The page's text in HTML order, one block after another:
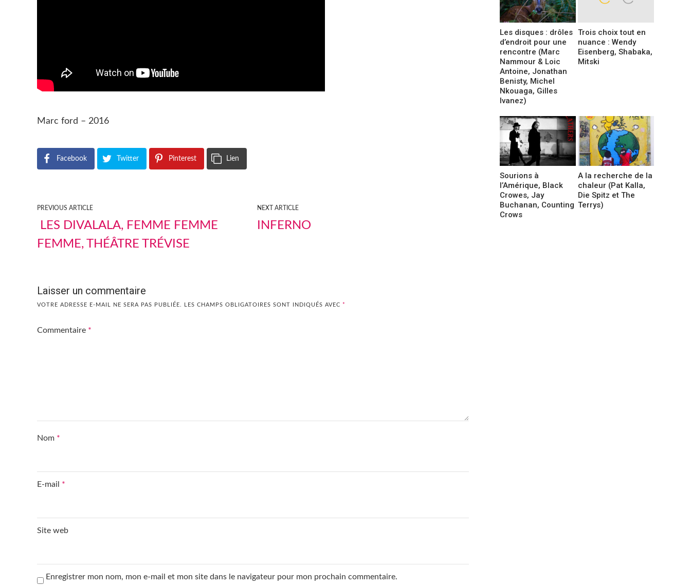
Marc ford – 2016
Facebook Twitter Pinterest Lien
PREVIOUS ARTICLE
LES DIVALALA, FEMME FEMME
FEMME, THÉÂTRE TRÉVISE
NEXT ARTICLE
INFERNO
Laisser un commentaire
VOTRE ADRESSE E-MAIL NE SERA PAS PUBLIÉE. LES CHAMPS OBLIGATOIRES SONT INDIQUÉS AVEC *
Commentaire *
Nom *
E-mail *
Site web
Enregistrer mon nom, mon e-mail et mon site dans le navigateur pour mon prochain commentaire.
Les disques : drôles
d’endroit pour une
rencontre (Marc
Nammour & Loic
Antoine, Jonathan
Benisty, Michel
Nkouaga, Gilles
Ivanez)
Trois choix tout en
nuance : Wendy
Eisenberg, Shabaka,
Mitski
Sourions à
l’Amérique, Black
Crowes, Jay
Buchanan, Counting
Crows
A la recherche de la
chaleur (Pat Kalla,
Die Spitz et The
Terrys)